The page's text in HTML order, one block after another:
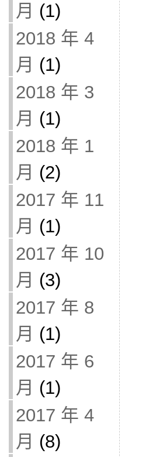
月 (1)
2018 年 4
月 (1)
2018 年 3
月 (1)
2018 年 1
月 (2)
2017 年 11
月 (1)
2017 年 10
月 (3)
2017 年 8
月 (1)
2017 年 6
月 (1)
2017 年 4
月 (8)